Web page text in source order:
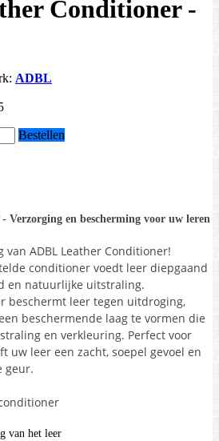
Conditioner -
ADBL
Bestellen
Verzorging en bescherming voor uw leren
van ADBL Leather Conditioner!
conditioner voedt leer diepgaand
en natuurlijke uitstraling.
beschermt leer tegen uitdroging,
beschermende laag te vormen die
en verkleuring. Perfect voor
uw leer een zacht, soepel gevoel en
geur.
van het leer